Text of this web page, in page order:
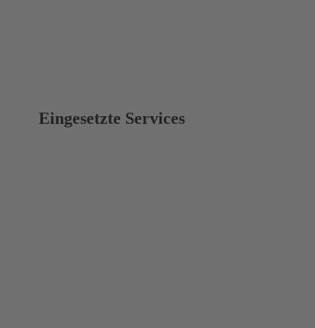
Eingesetzte Services